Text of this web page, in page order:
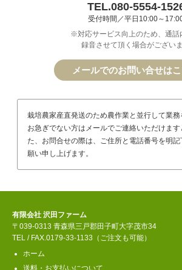
TEL.080-5554-
受付時間／平日10:00～
※対応サービス向上のため、通話
録音させて頂く場合がござい
メールでのお問い合せは
栽培農家産直発送のため農作業と並行して業務
お急ぎでない方はメールでご連絡いただけます
た、お問合せの際は、ご住所と電話番号を明
願い申し上げます。
有限会社 沢田ファーム
〒039-0313 青森県三戸郡田子町大字茂市34
TEL / FAX.0179-33-1133（ご注文も可能）
ホーム